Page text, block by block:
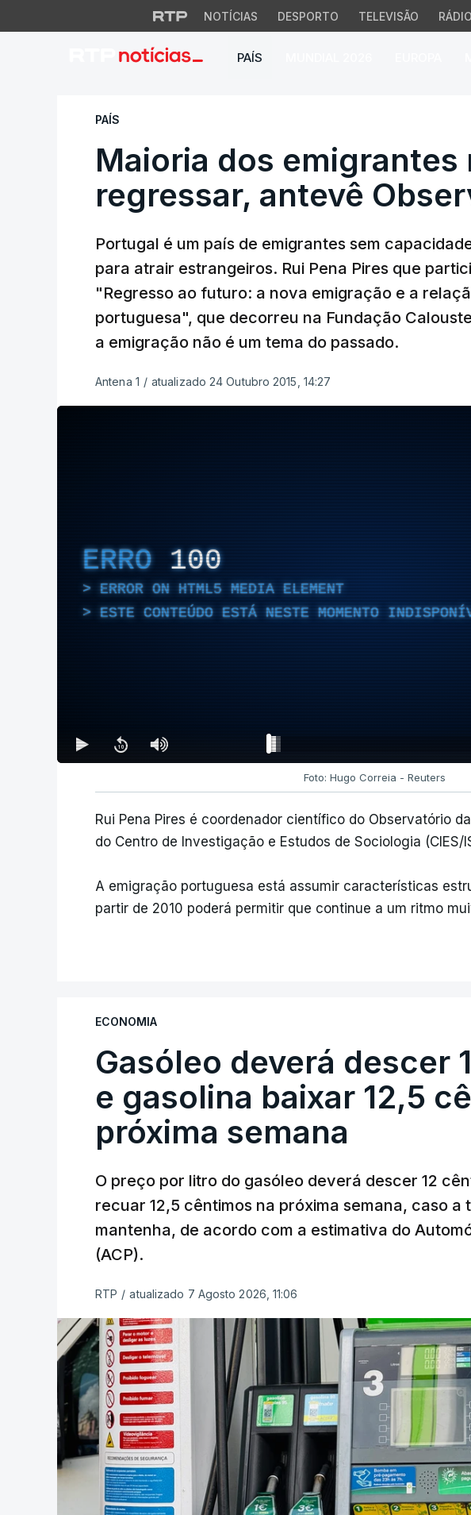
NOTÍCIAS DESPORTO TELEVISÃO RÁDIO
PAÍS
Maioria dos emigrantes
PAÍS
Maioria dos emigrantes
regressar, antevê
Portugal é um país de emigrantes sem
para atrair estrangeiros. Rui Pena Pires que
"Regresso ao futuro: a nova emigração e a
portuguesa", que decorreu na Fundação
a emigração não é um tema do passado.
Antena 1 / atualizado 24 Outubro 2015, 14:27
ERRO 100
ERROR ON HTML5 MEDIA ELEMENT
ESTE CONTEÚDO ESTÁ NESTE MOMENTO
Foto: Hugo Correia - Reuters
Rui Pena Pires é coordenador científico do Observatório
do Centro de Investigação e Estudos de Sociologia (CIES/
A emigração portuguesa está assumir características
partir de 2010 poderá permitir que continue a um ritmo
ECONOMIA
Gasóleo deverá descer
e gasolina baixar 12,5
próxima semana
O preço por litro do gasóleo deverá descer 12
recuar 12,5 cêntimos na próxima semana, caso a
mantenha, de acordo com a estimativa do
(ACP).
RTP / atualizado 7 Agosto 2026, 11:06